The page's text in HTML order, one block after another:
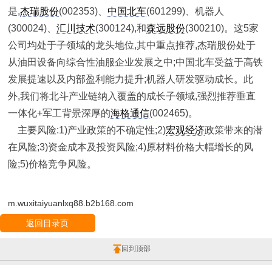
是,杰瑞股份(002353)、中国北车(601299)、机器人
(300024)、汇川技术(300124),和森远股份(300210)。这5家
公司均处于子领域的龙头地位,其中重点推荐,杰瑞股份处于
从油田设备向综合性油服企业发展之中;中国北车受益于高铁
发展提速以及内部盈利能力提升;机器人研发驱动成长。此
外,我们将北斗产业链纳入覆盖的成长子领域,强烈推荐垂直
一体化+军工背景深厚的海格通信(002465)。
主要风险:1)产业政策的不确定性;2)宏观经济政策带来的潜
在风险;3)资金成本及投资风险;4)原材料价格大幅增长的风
险;5)价格竞争风险。
m.wuxitaiyuanlxq88.b2b168.com
返回目录页
回到顶部